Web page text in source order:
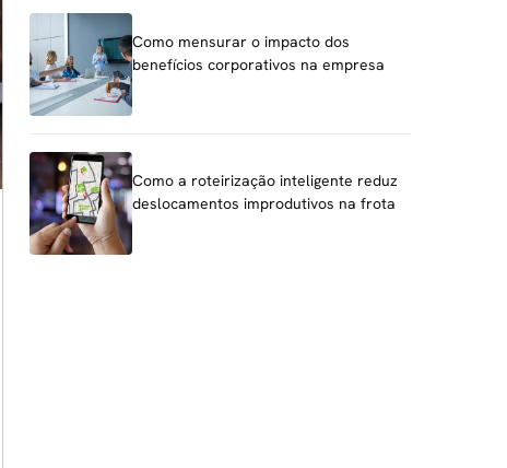
Como mensurar o impacto dos
benefícios corporativos na empresa
Como a roteirização inteligente reduz
deslocamentos improdutivos na frota